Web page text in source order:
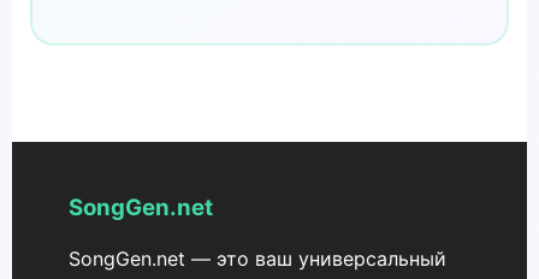
SongGen.net
SongGen.net — это ваш универсальный